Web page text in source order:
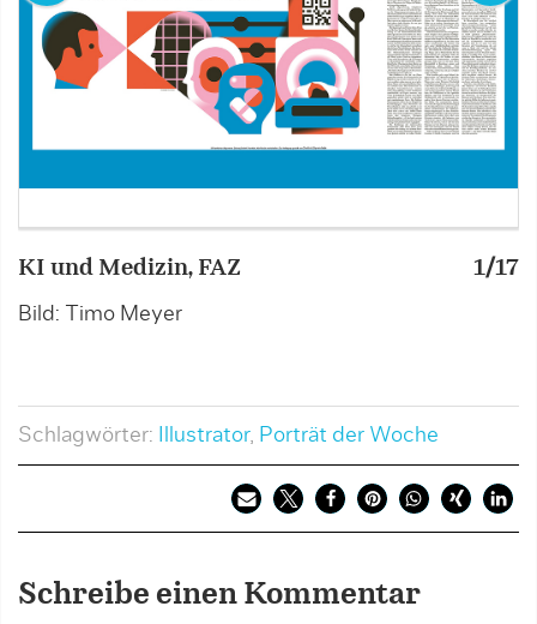
KI und Medizin, FAZ
Bild: Timo Meyer
1/17
Schlagwörter: Illustrator, Porträt der Woche
Schreibe einen Kommentar